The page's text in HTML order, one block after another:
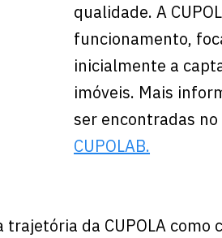
qualidade. A
funcionamento,
inicialmente a
imóveis. Mais
ser encontradas no
CUPOLAB.
da CUPOLA como